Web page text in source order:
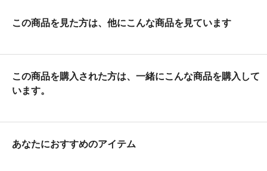
この商品を見た方は、他にこんな商品を見ています
この商品を購入された方は、一緒にこんな商品を購入して
います。
あなたにおすすめのアイテム